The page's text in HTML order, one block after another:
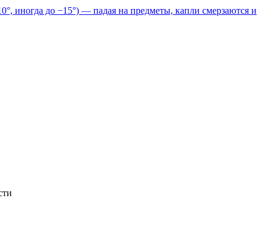
иногда до −15°) — падая на предметы, капли смерзаются и